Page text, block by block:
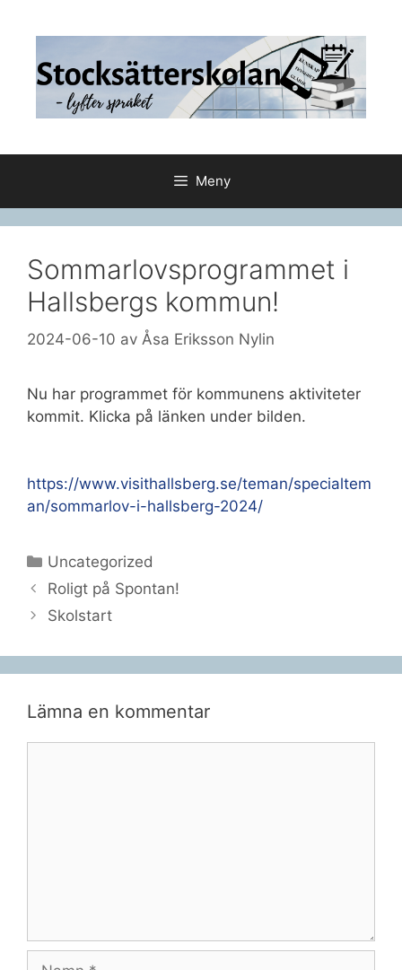
Meny
Sommarlovsprogrammet i
Hallsbergs kommun!
2024-06-10 av Åsa Eriksson Nylin
Nu har programmet för kommunens aktiviteter
kommit. Klicka på länken under bilden.
https://www.visithallsberg.se/teman/specialtem
an/sommarlov-i-hallsberg-2024/
Kategorier
Uncategorized
Roligt på Spontan!
Skolstart
Lämna en kommentar
Namn